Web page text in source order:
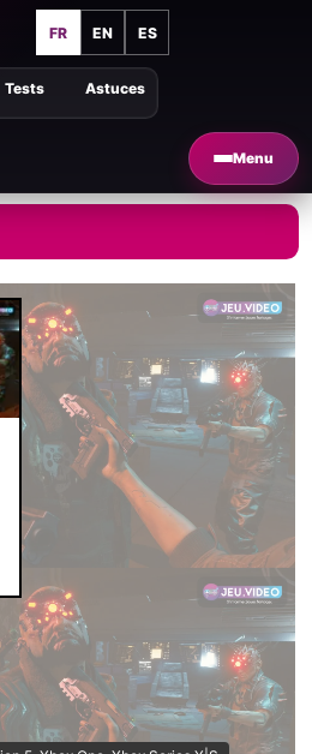
FR EN ES
Menu
Astuces
Tests